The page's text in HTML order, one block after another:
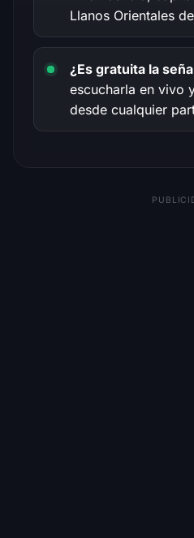
Llanos Orientales
¿Es gratuita la
escucharla en vivo
desde cualquier